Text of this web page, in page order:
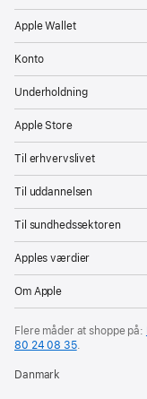
Apple Wallet
Konto
Underholdning
Apple Store
Til erhvervslivet
Til uddannelsen
Til sundhedssektoren
Apples værdier
Om Apple
Flere måder at shoppe på:
80 24 08 35.
Danmark